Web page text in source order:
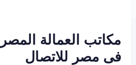
مكاتب العمالة
فى مصر للاتصال